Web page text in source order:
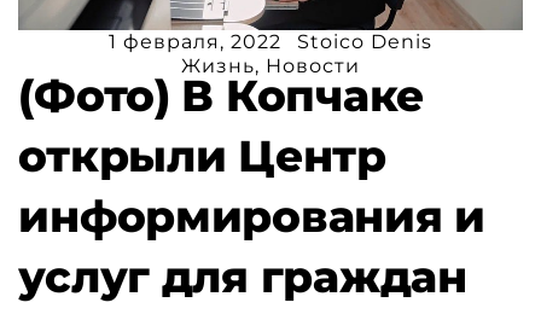
1 февраля, 2022
Stoico Denis
Жизнь, Новости
(Фото) В Копчаке
открыли Центр
информирования и
услуг для граждан